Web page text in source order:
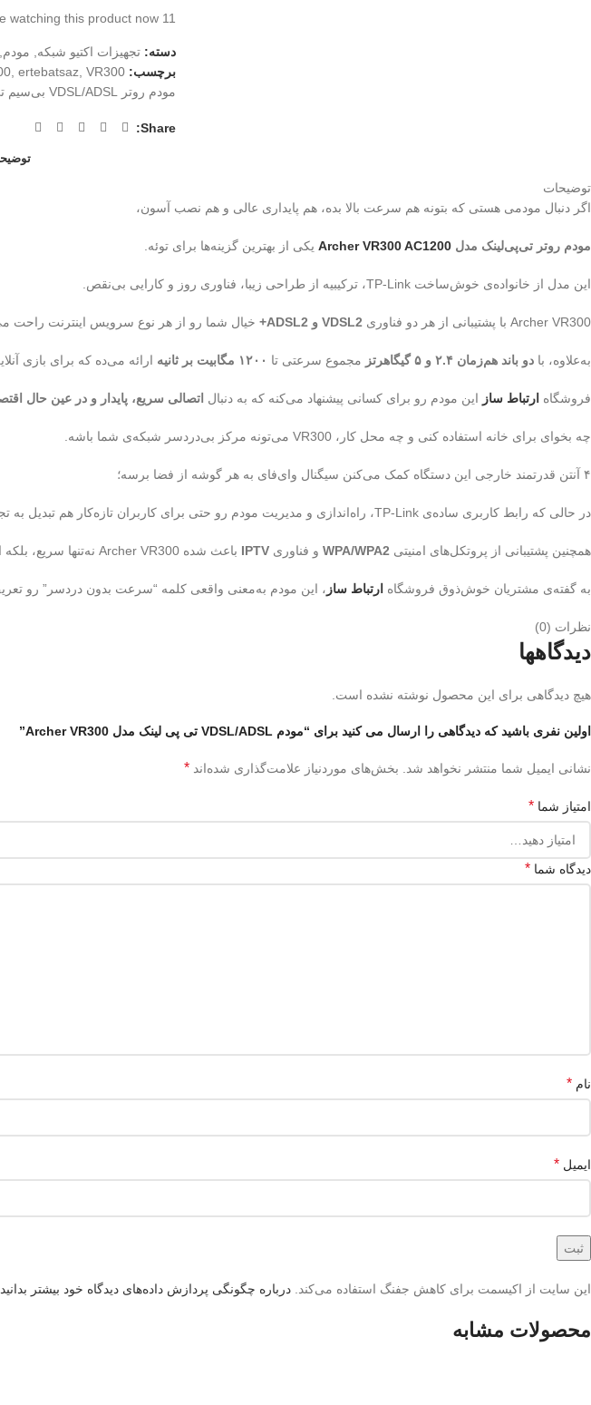
11
watching this product now!
دسته: تجهیزات اکتیو شبکه مودم
برچسب:
ertebatsaz VR300
مودم روتر VDSL/ADSL بی‌سیم تی پی لینک مدل Archer VR300
Share:
توضیحات
اگر دنبال مودمی هستی که بتونه هم سرعت بالا بده، هم پایداری عالی و هم نصب آسون،
مودم روتر تی‌پی‌لینک مدل Archer VR300 AC1200 یکی از بهترین گزینه‌ها برای توئه.
این مدل از خانواده‌ی خوش‌ساخت TP-Link، ترکیبیه از طراحی زیبا، فناوری روز و کارایی بی‌نقص.
Archer VR300 با پشتیبانی از هر دو فناوری VDSL2 و ADSL2+ خیال شما رو از هر نوع سرویس اینترنت راحت
به‌علاوه، با دو باند هم‌زمان ۲.۴ و ۵ گیگاهرتز مجموع سرعتی تا ۱۲۰۰ مگابیت بر ثانیه ارائه می‌ده که برای بازی
فروشگاه ارتباط ساز این مودم رو برای کسانی پیشنهاد می‌کنه که به دنبال اتصالی سریع، پایدار و در عین حال
چه بخوای برای خانه استفاده کنی و چه محل کار، VR300 می‌تونه مرکز بی‌دردسر شبکه‌ی شما باشه.
۴ آنتن قدرتمند خارجی این دستگاه کمک می‌کنن سیگنال وای‌فای به هر گوشه از فضا برسه؛
در حالی که رابط کاربری ساده‌ی TP-Link، راه‌اندازی و مدیریت مودم رو حتی برای کاربران تازه‌کار هم تبدیل به تجربه‌ای لذت‌بخش می‌کنه.
همچنین پشتیبانی از پروتکل‌های امنیتی WPA/WPA2 و فناوری IPTV باعث شده Archer VR300 نه‌تنها سریع، بلکه امن و هوشمند هم باشه.
به گفته‌ی مشتریان خوش‌ذوق فروشگاه ارتباط ساز ، این مودم به‌معنی واقعی کلمه “سرعت بدون دردسر” رو
نظرات (0)
دیدگاهها
هیچ دیدگاهی برای این محصول نوشته نشده است.
اولین نفری باشید که دیدگاهی را ارسال می کنید برای “مودم VDSL/ADSL تی پی لینک مدل Archer VR300”
نشانی ایمیل شما منتشر نخواهد شد. بخش‌های موردنیاز علامت‌گذاری شده‌اند *
امتیاز شما *
دیدگاه شما *
نام *
ایمیل *
این سایت از اکیسمت برای کاهش جفنگ استفاده می‌کند. درباره چگونگی پردازش داده‌های دیدگاه خود بیشتر بدانید.
محصولات مشابه